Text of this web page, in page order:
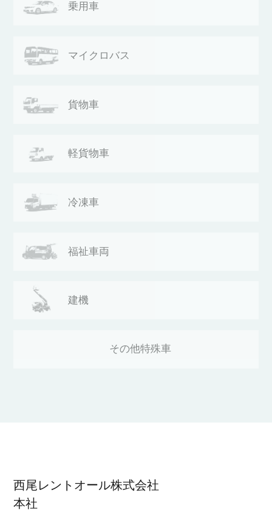
乗用車
マイクロバス
貨物車
軽貨物車
冷凍車
福祉車両
建機
その他特殊車
西尾レントオール株式会社
本社